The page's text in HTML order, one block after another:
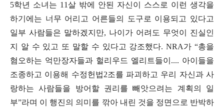
5학년 소녀는 11살 밖에 안된 자신이 스스로 이런 생각을
하기에는 너무 어리고 어른들의 도구로 이용되고 있다고
일부 사람들은 말하겠지만, 나이가 어려도 무엇이 진실인
지 알 수 있고 또 말할 수 있다고 강조했다. NRA가“총을
혐오하는 억만장자들과 헐리우드 엘리트들이 .... 아이들을
조종하고 이용해 수정헌법2조를 파괴하고 우리 자신과 사
랑하는 사람들을 방어할 권리를 빼앗으려는 계획의 일
부”라며 이 행진의 의미를 깎아 내린 것을 정면으로 반박하